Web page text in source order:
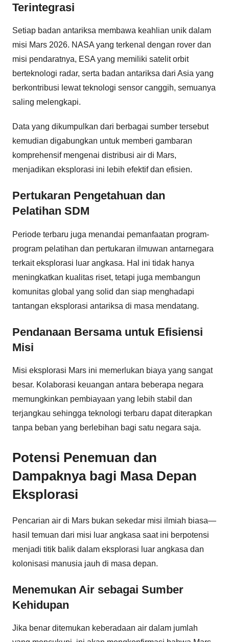
Terintegrasi
Setiap badan antariksa membawa keahlian unik dalam
misi Mars 2026. NASA yang terkenal dengan rover dan
misi pendaratnya, ESA yang memiliki satelit orbit
berteknologi radar, serta badan antariksa dari Asia yang
berkontribusi lewat teknologi sensor canggih, semuanya
saling melengkapi.
Data yang dikumpulkan dari berbagai sumber tersebut
kemudian digabungkan untuk memberi gambaran
komprehensif mengenai distribusi air di Mars,
menjadikan eksplorasi ini lebih efektif dan efisien.
Pertukaran Pengetahuan dan
Pelatihan SDM
Periode terbaru juga menandai pemanfaatan program-
program pelatihan dan pertukaran ilmuwan antarnegara
terkait eksplorasi luar angkasa. Hal ini tidak hanya
meningkatkan kualitas riset, tetapi juga membangun
komunitas global yang solid dan siap menghadapi
tantangan eksplorasi antariksa di masa mendatang.
Pendanaan Bersama untuk Efisiensi
Misi
Misi eksplorasi Mars ini memerlukan biaya yang sangat
besar. Kolaborasi keuangan antara beberapa negara
memungkinkan pembiayaan yang lebih stabil dan
terjangkau sehingga teknologi terbaru dapat diterapkan
tanpa beban yang berlebihan bagi satu negara saja.
Potensi Penemuan dan
Dampaknya bagi Masa Depan
Eksplorasi
Pencarian air di Mars bukan sekedar misi ilmiah biasa—
hasil temuan dari misi luar angkasa saat ini berpotensi
menjadi titik balik dalam eksplorasi luar angkasa dan
kolonisasi manusia jauh di masa depan.
Menemukan Air sebagai Sumber
Kehidupan
Jika benar ditemukan keberadaan air dalam jumlah